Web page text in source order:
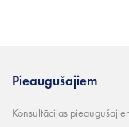
Pieaugušajiem
Konsultācijas